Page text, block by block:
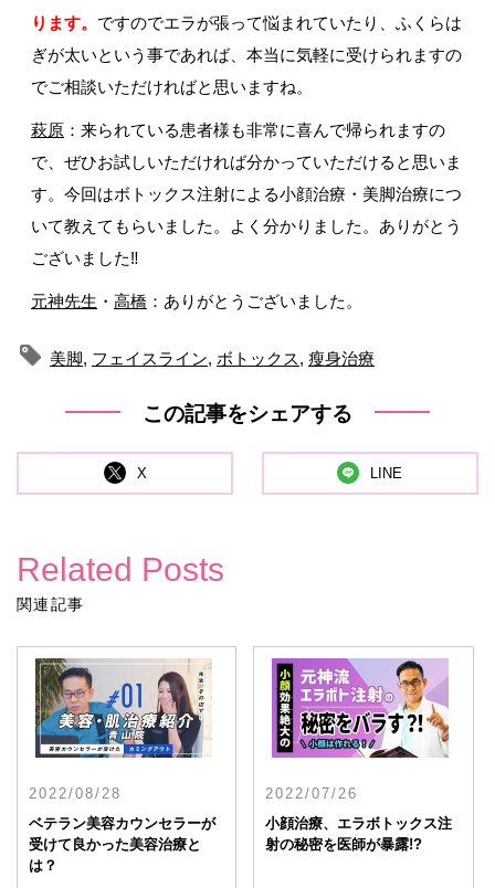
ります。 ですのでエラが張って悩まれていたり、ふくらは
ぎが太いという事であれば、本当に気軽に受けられますの
でご相談いただければと思いますね。
萩原 ：来られている患者様も非常に喜んで帰られますの
で、ぜひお試しいただければ分かっていただけると思いま
す。今回はボトックス注射による小顔治療・美脚治療につ
いて教えてもらいました。よく分かりました。ありがとう
ございました‼
元神先生 ・ 高橋 ：ありがとうございました。
美脚, フェイスライン, ボトックス, 瘦身治療
この記事をシェアする
X LINE
Related Posts
関連記事
2022/08/28
ベテラン美容カウンセラーが
受けて良かった美容治療と
は？
2022/07/26
小顔治療、エラボトックス注
射の秘密を医師が暴露!?